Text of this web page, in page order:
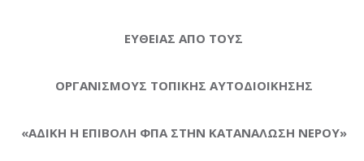
ΕΥΘΕΙΑΣ ΑΠΟ ΤΟΥΣ
ΟΡΓΑΝΙΣΜΟΥΣ ΤΟΠΙΚΗΣ ΑΥΤΟΔΙΟΙΚΗΣΗΣ
«ΑΔΙΚΗ Η ΕΠΙΒΟΛΗ ΦΠΑ ΣΤΗΝ ΚΑΤΑΝΑΛΩΣΗ ΝΕΡΟΥ»